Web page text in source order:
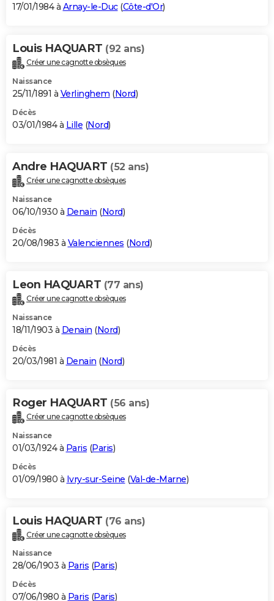
17/01/1984 à Arnay-le-Duc(Côte-d'Or)
Louis HAQUART (92 ans)
Créer une cagnotte obsèques
Naissance
25/11/1891 à Verlinghem (Nord)
Décès
03/01/1984 à Lille (Nord)
Andre HAQUART (52 ans)
Créer une cagnotte obsèques
Naissance
06/10/1930 à Denain (Nord)
Décès
20/08/1983 à Valenciennes (Nord)
Leon HAQUART (77 ans)
Créer une cagnotte obsèques
Naissance
18/11/1903 à Denain (Nord)
Décès
20/03/1981 à Denain (Nord)
Roger HAQUART (56 ans)
Créer une cagnotte obsèques
Naissance
01/03/1924 à Paris (Paris)
Décès
01/09/1980 à Ivry-sur-Seine (Val-de-Marne)
Louis HAQUART (76 ans)
Créer une cagnotte obsèques
Naissance
28/06/1903 à Paris (Paris)
Décès
07/06/1980 à Paris (Paris)